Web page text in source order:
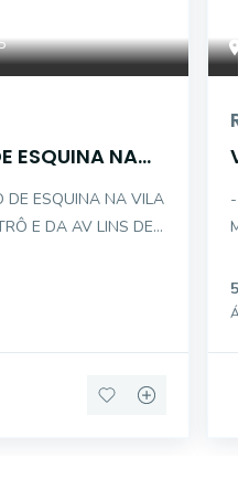
ESQUINA NA
DE ESQUINA NA VILA
E DA AV LINS DE
-